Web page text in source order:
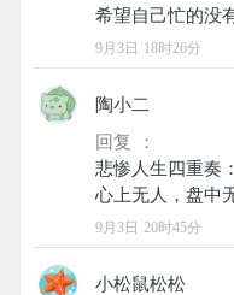
9月3日 18时26分
陶小二
回复 ：
悲惨人生四重奏：
9月3日 20时45分
小松鼠松松